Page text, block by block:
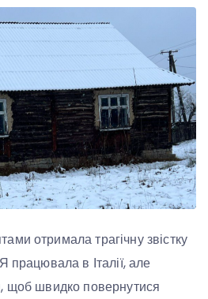
отримала трагічну звістку
працювала в Італії, але
щоб швидко повернутися